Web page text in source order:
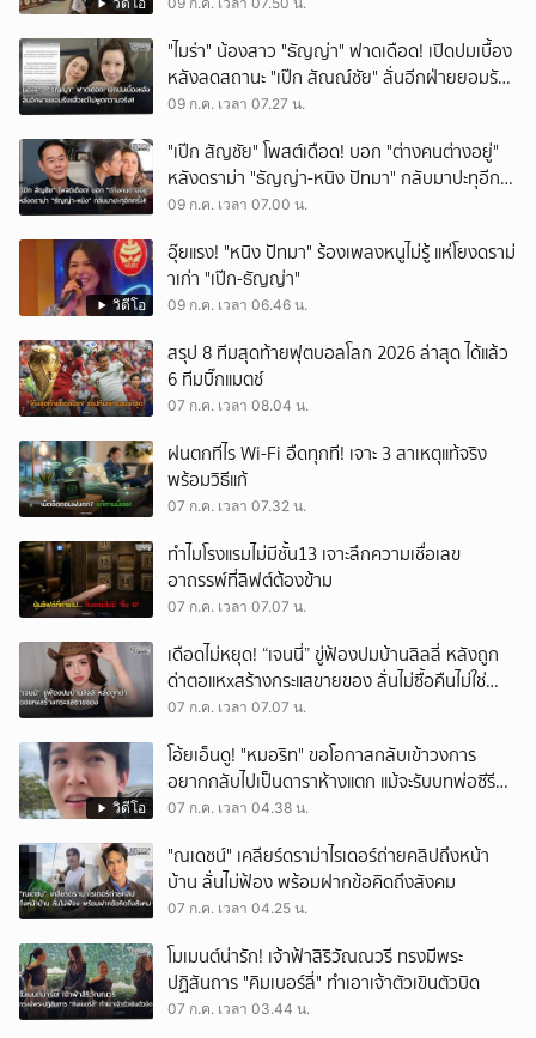
"ไมร่า" น้องสาว "ธัญญ่า" ฟาดเดือด! เปิดปมเบื้อง
หลังลดสถานะ "เป๊ก สัณณ์ชัย" ลั่นอีกฝ่ายยอมรับ
แล้วแต่ไม่พูด
09 ก.ค. เวลา 07.27 น.
"เป๊ก สัญชัย" โพสต์เดือด! บอก "ต่างคนต่างอยู่"
หลังดราม่า "ธัญญ่า-หนิง ปัทมา" กลับมาปะทุอีก
ครั้ง!!
09 ก.ค. เวลา 07.00 น.
วิดีโอ
อุ๊ยแรง! "หนิง ปัทมา" ร้องเพลงหนูไม่รู้ แห่โยงดราม่
าเก่า "เป๊ก-ธัญญ่า"
09 ก.ค. เวลา 06.46 น.
สรุป 8 ทีมสุดท้ายฟุตบอลโลก 2026 ล่าสุด ได้แล้ว
6 ทีมบิ๊กแมตช์
07 ก.ค. เวลา 08.04 น.
ฝนตกทีไร Wi-Fi อืดทุกที! เจาะ 3 สาเหตุแท้จริง
พร้อมวิธีแก้
07 ก.ค. เวลา 07.32 น.
ทำไมโรงแรมไม่มีชั้น13 เจาะลึกความเชื่อเลข
อาถรรพ์ที่ลิฟต์ต้องข้าม
07 ก.ค. เวลา 07.07 น.
เดือดไม่หยุด! “เจนนี่” ขู่ฟ้องปมบ้านลิลลี่ หลังถูก
ด่าตอแหxสร้างกระแสขายของ ลั่นไม่ซื้อคืนไม่ใช่
ความผิด
07 ก.ค. เวลา 07.07 น.
วิดีโอ
โอ้ยเอ็นดู! "หมอริท" ขอโอกาสกลับเข้าวงการ
อยากกลับไปเป็นดาราห้างแตก แม้จะรับบทพ่อซีรีส์
วายก็ยอม
07 ก.ค. เวลา 04.38 น.
"ณเดชน์" เคลียร์ดราม่าไรเดอร์ถ่ายคลิปถึงหน้า
บ้าน ลั่นไม่ฟ้อง พร้อมฝากข้อคิดถึงสังคม
07 ก.ค. เวลา 04.25 น.
โมเมนต์น่ารัก! เจ้าฟ้าสิริวัณณวรี ทรงมีพระ
ปฏิสันถาร "คิมเบอร์ลี่" ทำเอาเจ้าตัวเขินตัวบิด
07 ก.ค. เวลา 03.44 น.